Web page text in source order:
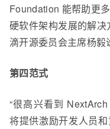
Foundation 能帮助更
硬软件架构发展的解
滴开源委员会主席杨毅
第四范式
“很高兴看到
将提供激励开发人员